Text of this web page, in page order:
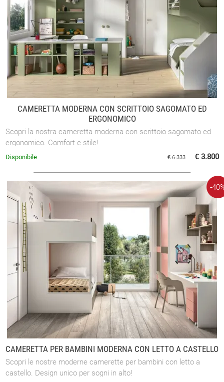
CAMERETTA MODERNA CON SCRITTOIO SAGOMATO ED
ERGONOMICO
Scopri la nostra cameretta moderna con scrittoio sagomato ed
ergonomico. Comfort e stile!
€ 6.333 € 3.800
Disponibile
CAMERETTA PER BAMBINI MODERNA CON LETTO A CASTELLO
Scopri le nostre moderne camerette per bambini con letto a
castello. Design unico per sogni in alto!
-